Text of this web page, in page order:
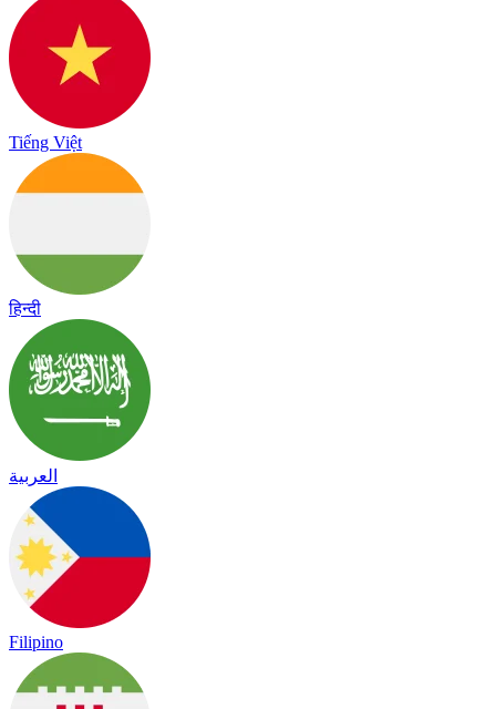
Tiếng Việt
हिन्दी
العربية
Filipino